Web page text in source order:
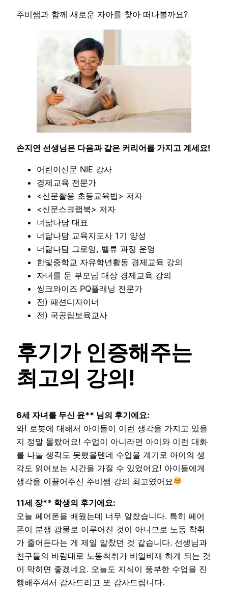
주비쌤과 함께 새로운 자아를 찾아 떠나볼까요?
손지연 선생님은 다음과 같은 커리어를 가지고 계세요!
어린이신문 NIE 강사
경제교육 전문가
<신문활용 초등교육법> 저자
<신문스크랩북> 저자
너닮나담 대표
너닮나담 교육지도사 1기 양성
너닮나담 그로잉, 벨류 과정 운영
한빛중학교 자유학년활동 경제교육 강의
자녀를 둔 부모님 대상 경제교육 강의
씽크와이즈 PQ플래닝 전문가
전) 패션디자이너
전) 국공립보육교사
후기가 인증해주는
최고의 강의!
6세 자녀를 두신 윤** 님의 후기에요:
와! 로봇에 대해서 아이들이 이런 생각을 가지고 있을
지 정말 몰랐어요! 수업이 아니라면 아이와 이런 대화
를 나눌 생각도 못했을텐데 수업을 계기로 아이의 생
각도 읽어보는 시간을 가질 수 있었어요! 아이들에게
생각을 이끌어주신 주비쌤 강의 최고였어요
11세 장** 학생의 후기에요:
오늘 페어폰을 배웠는데 너무 알찼습니다. 특히 페어
폰이 분쟁 광물로 이루어진 것이 아니므로 노동 착취
가 줄어든다는 게 제일 알찼던 것 같습니다. 선생님과
친구들의 바람대로 노동착취가 비일비재 하게 되는 것
이 막히면 좋겠네요. 오늘도 지식이 풍부한 수업을 진
행해주셔서 감사드리고 또 감사드립니다.